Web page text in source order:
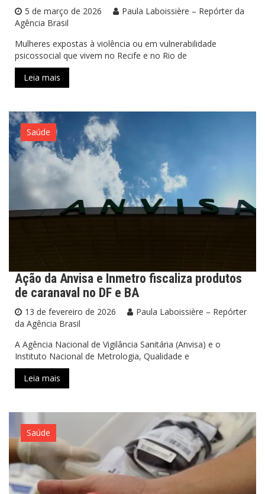
5 de março de 2026
Paula Laboissière – Repórter da
Agência Brasil
Mulheres expostas à violência ou em vulnerabilidade
psicossocial que vivem no Recife e no Rio de
Leia mais
Saúde
Ação da Anvisa e Inmetro fiscaliza produtos
de caranaval no DF e BA
13 de fevereiro de 2026
Paula Laboissière – Repórter
da Agência Brasil
A Agência Nacional de Vigilância Sanitária (Anvisa) e o
Instituto Nacional de Metrologia, Qualidade e
Leia mais
Saúde